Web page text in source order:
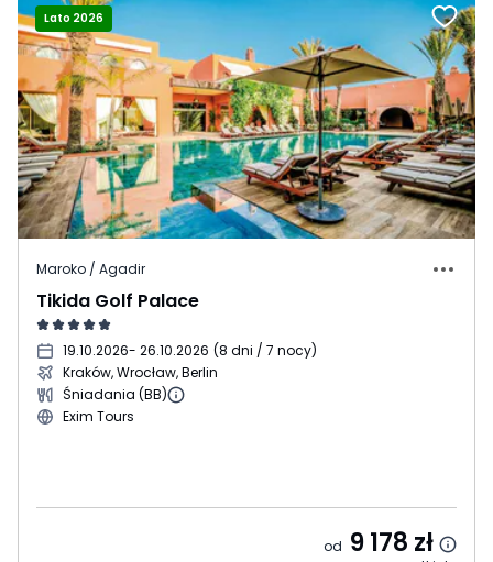
Lato 2026
Maroko / Agadir
Tikida Golf Palace
19.10.2026- 26.10.2026 (8 dni / 7 nocy)
Kraków, Wrocław, Berlin
Śniadania (BB)
Exim Tours
od 9 178 zł